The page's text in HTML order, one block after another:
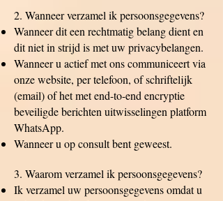
2. Wanneer verzamel ik persoonsgegevens?
Wanneer dit een rechtmatig belang dient en
dit niet in strijd is met uw privacybelangen.
Wanneer u actief met ons communiceert via
onze website, per telefoon, of schriftelijk
(email) of het met end-to-end encryptie
beveiligde berichten uitwisselingen platform
WhatsApp.
Wanneer u op consult bent geweest.
3. Waarom verzamel ik persoonsgegevens?
Ik verzamel uw persoonsgegevens omdat u